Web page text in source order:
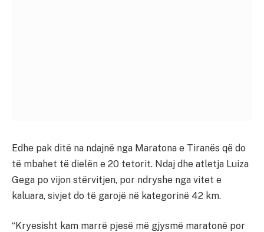
Edhe pak ditë na ndajnë nga Maratona e Tiranës që do
të mbahet të dielën e 20 tetorit. Ndaj dhe atletja Luiza
Gega po vijon stërvitjen, por ndryshe nga vitet e
kaluara, sivjet do të garojë në kategorinë 42 km.
“Kryesisht kam marrë pjesë më gjysmë maratonë por